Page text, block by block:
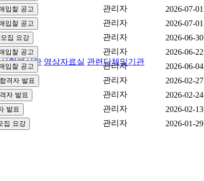
사협게시판 영상자료실 관련단체및기관
관리자 2026-07-01
관리자 2026-07-01
관리자 2026-06-30
관리자 2026-06-22
관리자 2026-06-04
관리자 2026-02-27
관리자 2026-02-24
관리자 2026-02-13
관리자 2026-01-29